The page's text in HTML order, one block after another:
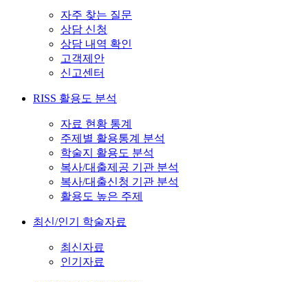
자주 찾는 질문
상담 신청
상담 내역 확인
고객제안
신고센터
RISS 활용도 분석
자료 현황 통계
주제별 활용통계 분석
학술지 활용도 분석
복사/대출제공 기관 분석
복사/대출신청 기관 분석
활용도 높은 주제
최신/인기 학술자료
최신자료
인기자료